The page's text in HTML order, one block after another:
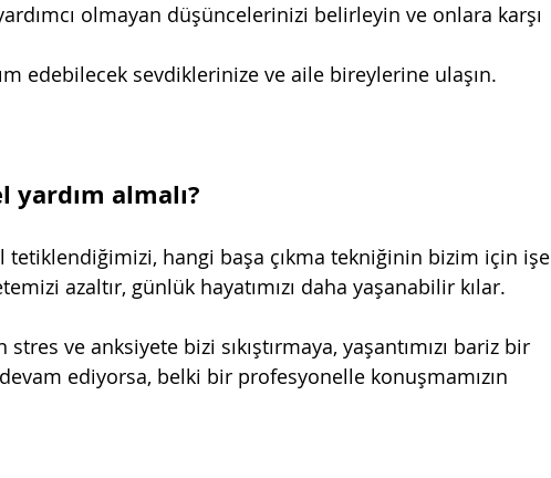
olmayan düşüncelerinizi belirleyin ve onlara karşı
edebilecek sevdiklerinize ve aile bireylerine ulaşın.
yardım almalı?
tetiklendiğimizi, hangi başa çıkma tekniğinin bizim için işe
azaltır, günlük hayatımızı daha yaşanabilir kılar.
ve anksiyete bizi sıkıştırmaya, yaşantımızı bariz bir
ediyorsa, belki bir profesyonelle konuşmamızın